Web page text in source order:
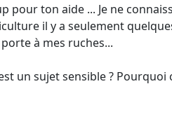
pour ton aide ... Je ne
il y a seulement
à mes ruches...
un sujet sensible ? Pourquoi